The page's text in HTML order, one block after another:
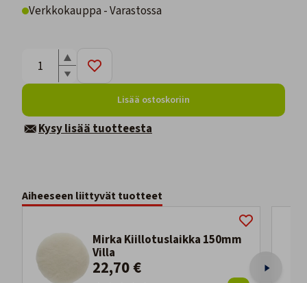
Verkkokauppa - Varastossa
Lisää ostoskoriin
Kysy lisää tuotteesta
Aiheeseen liittyvät tuotteet
Mirka Kiillotuslaikka 150mm
Villa
22,70 €